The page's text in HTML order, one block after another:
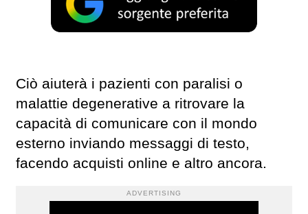
Ciò aiuterà i pazienti con paralisi o
malattie degenerative a ritrovare la
capacità di comunicare con il mondo
esterno inviando messaggi di testo,
facendo acquisti online e altro ancora.
ADVERTISING